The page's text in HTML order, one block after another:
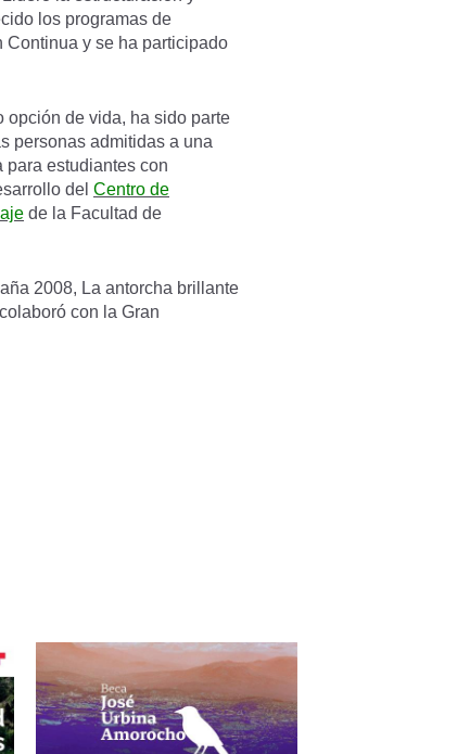
los programas de
Continua y se ha participado
de vida, ha sido parte
personas admitidas a una
para estudiantes con
del Centro de
de la Facultad de
2008, La antorcha brillante
con la Gran